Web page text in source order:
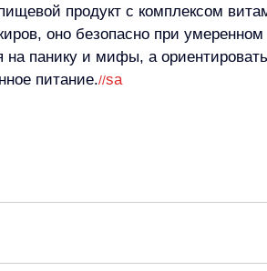
продукт с комплексом
оно безопасно при
на панику и мифы, а
питание.//sa